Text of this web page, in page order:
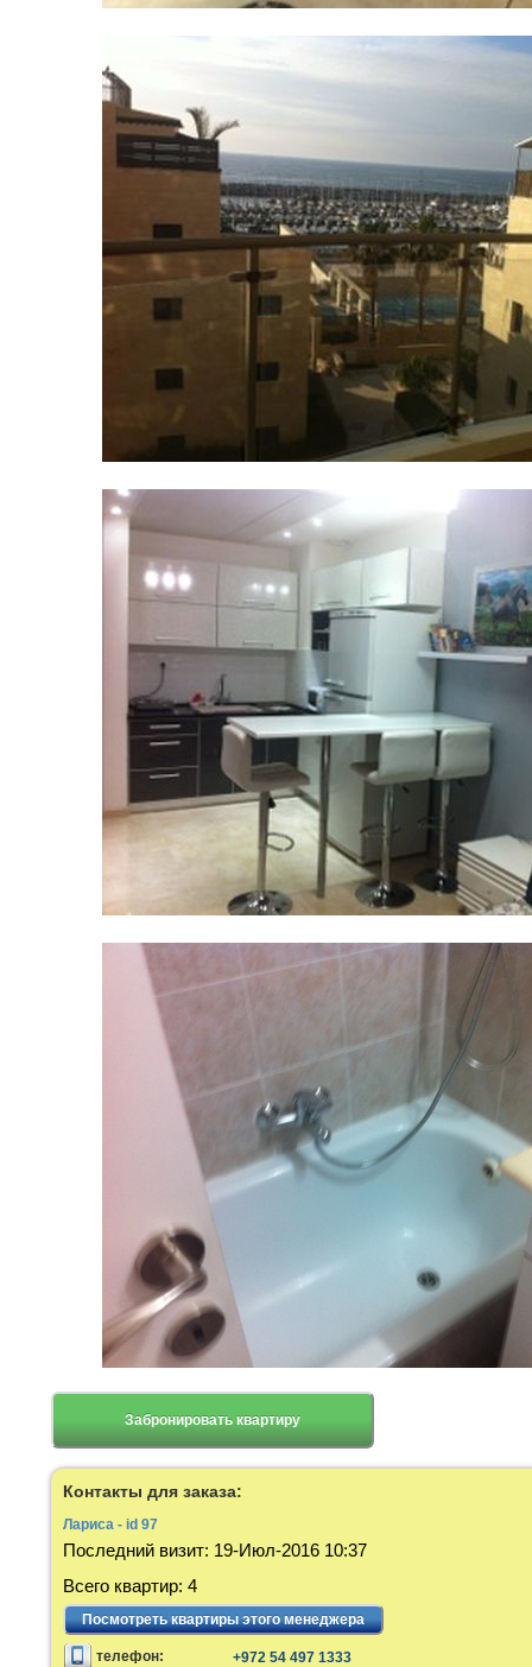
Забронировать квартиру
Контакты для заказа:
Лариса - id 97
Последний визит: 19-Июл-2016 10:37
Всего квартир: 4
Посмотреть квартиры этого менеджера
телефон: +972 54 497 1333